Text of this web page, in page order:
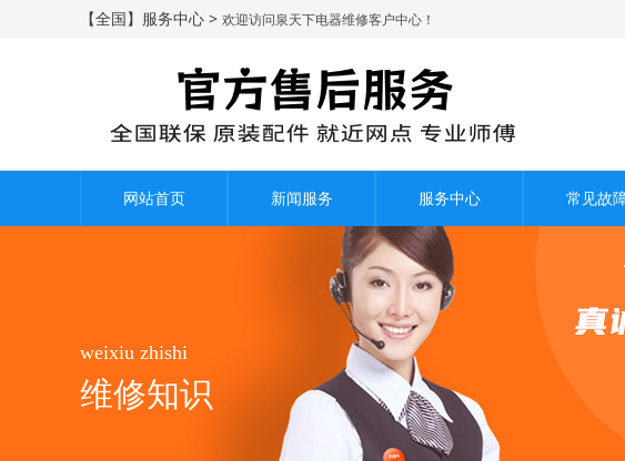
【全国】服务中心 > 欢迎访问泉天下电器维修客户中心！
网站首页 新闻服务 服务中心 常见故
weixiu zhishi
维修知识